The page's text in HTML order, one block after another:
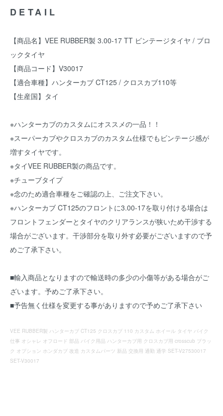
DETAIL
【商品名】VEE RUBBER製 3.00-17 TT ビンテージタイヤ / ブロ
ックタイヤ
【商品コード】V30017
【適合車種】ハンターカブ CT125 / クロスカブ110等
【生産国】タイ
※ハンターカブのカスタムにオススメの一品！！
※スーパーカブやクロスカブのカスタム仕様でもビンテージ感が
増すタイヤです。
※タイVEE RUBBER製の商品です。
※チューブタイプ
※念のため適合車種をご確認の上、ご注文下さい。
※ハンターカブ CT125のフロントに3.00-17を取り付ける場合は
フロントフェンダーとタイヤのクリアランスが狭いため干渉する
場合がございます。干渉部分を取り外す必要がございますので予
めご了承下さい。
■輸入商品となりますので輸送時の多少の小傷等がある場合がご
ざいます。予めご了承下さい。
■予告無く仕様を変更する事がありますので予めご了承下さい
VEE RUBBER製 ハンターカブ CT125 クロスカブ 110 カスタム ホイール タイヤ バイク
仕事 オシャレ オフロード 部品 バイク用品 ハンターカブ用 クロスカブ用 crosscub ブラッ
ク オプション ホンダカブ 改造 カスタムパーツ 新品 交換用 通勤 通学 SET-V27530017
SET-V30017